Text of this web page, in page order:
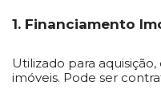
1. Financiamento
Utilizado para
imóveis. Pode ser